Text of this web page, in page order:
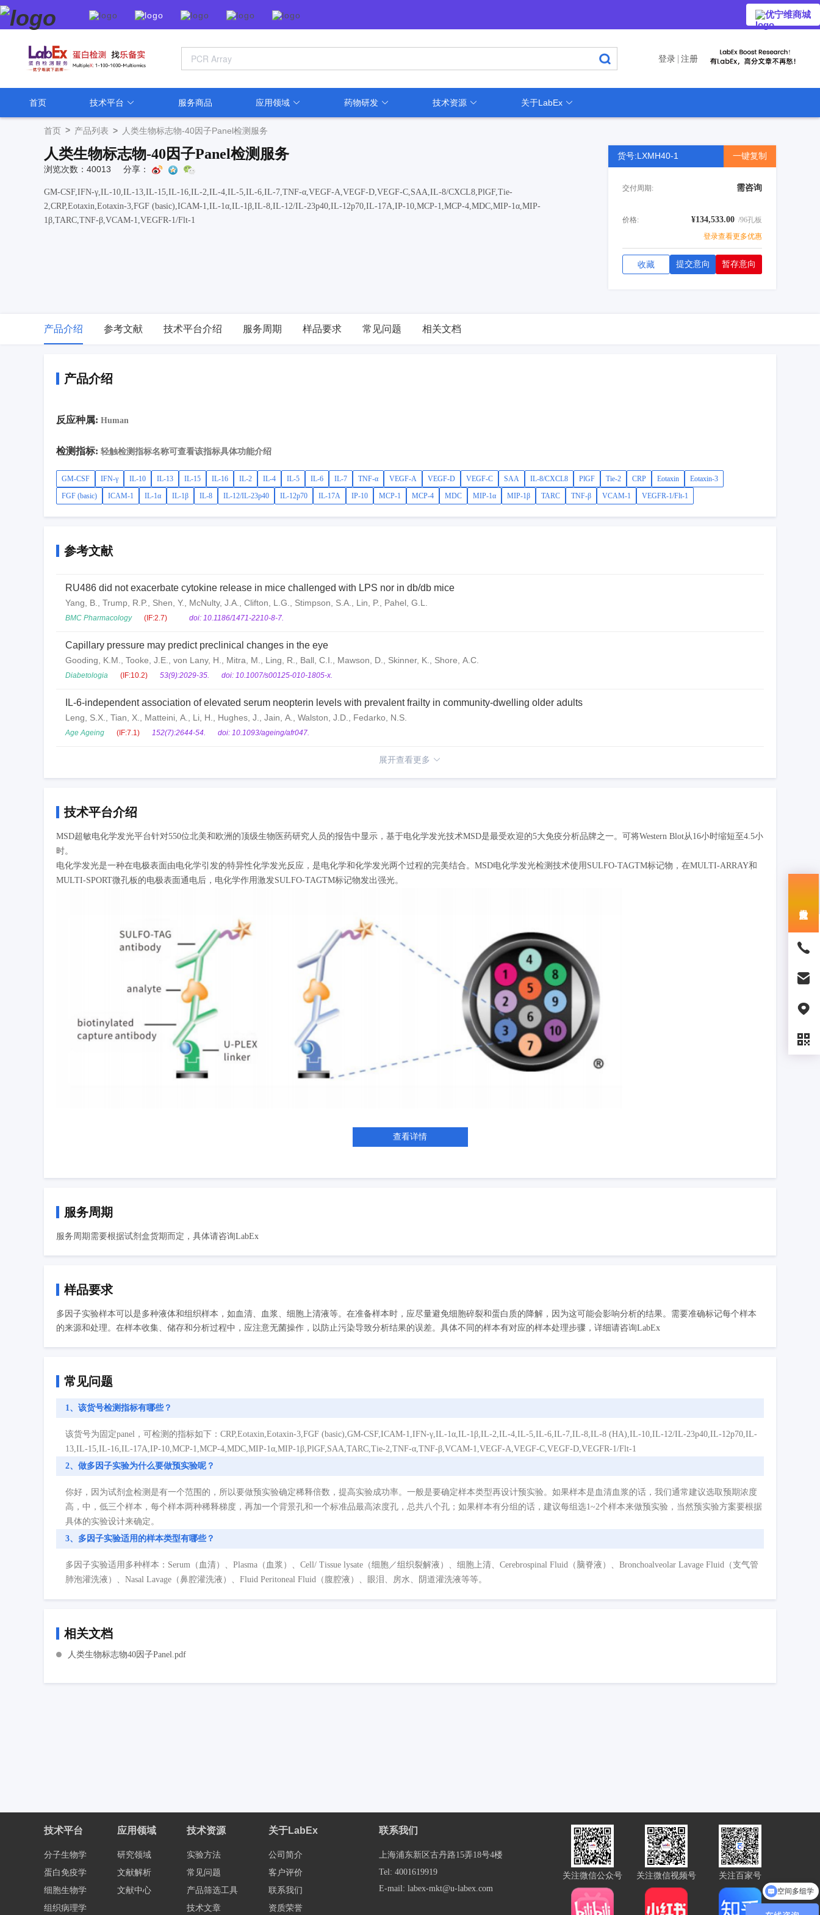
优宁维商城
登录 注册
首页 技术平台 服务商品 应用领域 药物研发 技术资源 关于LabEx
首页 > 产品列表 > 人类生物标志物-40因子Panel检测服务
人类生物标志物-40因子Panel检测服务
浏览次数：40013 分享：
GM-CSF,IFN-γ,IL-10,IL-13,IL-15,IL-16,IL-2,IL-4,IL-5,IL-6,IL-7,TNF-α,VEGF-A,VEGF-D,VEGF-C,SAA,IL-8/CXCL8,PlGF,Tie-
2,CRP,Eotaxin,Eotaxin-3,FGF (basic),ICAM-1,IL-1α,IL-1β,IL-8,IL-12/IL-23p40,IL-12p70,IL-17A,IP-10,MCP-1,MCP-4,MDC,MIP-1α,MIP-
1β,TARC,TNF-β,VCAM-1,VEGFR-1/Flt-1
货号:LXMH40-1 一键复制
交付周期: 需咨询
价格: ¥134,533.00 /96孔板
登录查看更多优惠
收藏 提交意向 暂存意向
产品介绍 参考文献 技术平台介绍 服务周期 样品要求 常见问题 相关文档
产品介绍
反应种属: Human
检测指标: 轻触检测指标名称可查看该指标具体功能介绍
GM-CSF IFN-γ IL-10 IL-13 IL-15 IL-16 IL-2 IL-4 IL-5 IL-6 IL-7 TNF-α VEGF-A VEGF-D VEGF-C SAA IL-8/CXCL8 PlGF Tie-2 CRP Eotaxin
Eotaxin-3
FGF (basic)
ICAM-1 IL-1α IL-1β IL-8 IL-12/IL-23p40 IL-12p70 IL-17A IP-10 MCP-1 MCP-4 MDC MIP-1α MIP-1β TARC TNF-β VCAM-1 VEGFR-1/Flt-1
参考文献
RU486 did not exacerbate cytokine release in mice challenged with LPS nor in db/db mice
Yang, B., Trump, R.P., Shen, Y., McNulty, J.A., Clifton, L.G., Stimpson, S.A., Lin, P., Pahel, G.L.
BMC Pharmacology (IF:2.7) doi: 10.1186/1471-2210-8-7.
Capillary pressure may predict preclinical changes in the eye
Gooding, K.M., Tooke, J.E., von Lany, H., Mitra, M., Ling, R., Ball, C.I., Mawson, D., Skinner, K., Shore, A.C.
Diabetologia (IF:10.2) 53(9):2029-35. doi: 10.1007/s00125-010-1805-x.
IL-6-independent association of elevated serum neopterin levels with prevalent frailty in community-dwelling older adults
Leng, S.X., Tian, X., Matteini, A., Li, H., Hughes, J., Jain, A., Walston, J.D., Fedarko, N.S.
Age Ageing (IF:7.1) 152(7):2644-54. doi: 10.1093/ageing/afr047.
展开查看更多
技术平台介绍
MSD超敏电化学发光平台针对550位北美和欧洲的顶级生物医药研究人员的报告中显示，基于电化学发光技术MSD是最受欢迎的5大免疫分析品牌之一。可将Western Blot从16小时缩短至4.5小
时。
电化学发光是一种在电极表面由电化学引发的特异性化学发光反应，是电化学和化学发光两个过程的完美结合。MSD电化学发光检测技术使用SULFO-TAGTM标记物，在MULTI-ARRAY和
MULTI-SPORT微孔板的电极表面通电后，电化学作用激发SULFO-TAGTM标记物发出强光。
查看详情
服务周期
服务周期需要根据试剂盒货期而定，具体请咨询LabEx
样品要求
多因子实验样本可以是多种液体和组织样本，如血清、血浆、细胞上清液等。在准备样本时，应尽量避免细胞碎裂和蛋白质的降解，因为这可能会影响分析的结果。需要准确标记每个样本
的来源和处理。在样本收集、储存和分析过程中，应注意无菌操作，以防止污染导致分析结果的误差。具体不同的样本有对应的样本处理步骤，详细请咨询LabEx
常见问题
1、该货号检测指标有哪些？
该货号为固定panel，可检测的指标如下：CRP,Eotaxin,Eotaxin-3,FGF (basic),GM-CSF,ICAM-1,IFN-γ,IL-1α,IL-1β,IL-2,IL-4,IL-5,IL-6,IL-7,IL-8,IL-8 (HA),IL-10,IL-12/IL-23p40,IL-12p70,IL-
13,IL-15,IL-16,IL-17A,IP-10,MCP-1,MCP-4,MDC,MIP-1α,MIP-1β,PlGF,SAA,TARC,Tie-2,TNF-α,TNF-β,VCAM-1,VEGF-A,VEGF-C,VEGF-D,VEGFR-1/Flt-1
2、做多因子实验为什么要做预实验呢？
你好，因为试剂盒检测是有一个范围的，所以要做预实验确定稀释倍数，提高实验成功率。一般是要确定样本类型再设计预实验。如果样本是血清血浆的话，我们通常建议选取预期浓度
高，中，低三个样本，每个样本两种稀释梯度，再加一个背景孔和一个标准品最高浓度孔，总共八个孔；如果样本有分组的话，建议每组选1~2个样本来做预实验，当然预实验方案要根据
具体的实验设计来确定。
3、多因子实验适用的样本类型有哪些？
多因子实验适用多种样本：Serum（血清）、Plasma（血浆）、Cell/ Tissue lysate（细胞／组织裂解液）、细胞上清、Cerebrospinal Fluid（脑脊液）、Bronchoalveolar Lavage Fluid（支气管
肺泡灌洗液）、Nasal Lavage（鼻腔灌洗液）、Fluid Peritoneal Fluid（腹腔液）、眼泪、房水、阴道灌洗液等等。
相关文档
人类生物标志物40因子Panel.pdf
技术平台
分子生物学
蛋白免疫学
细胞生物学
组织病理学
应用领域
研究领域
文献解析
文献中心
技术资源
实验方法
常见问题
产品筛选工具
技术文章
关于LabEx
公司简介
客户评价
联系我们
资质荣誉
联系我们
上海浦东新区古丹路15弄18号4楼
Tel: 4001619919
E-mail: labex-mkt@u-labex.com
关注微信公众号 关注微信视频号 关注百家号
空间多组学